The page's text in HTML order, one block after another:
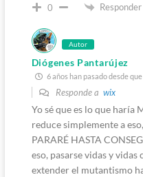
0 Responder
Autor
Diógenes Pantarújez
6 años han pasado desde
Responde a wix
Yo sé que es lo que haría
reduce simplemente a
PARARÉ HASTA
eso, pasarse vidas y
extender el mutantismo